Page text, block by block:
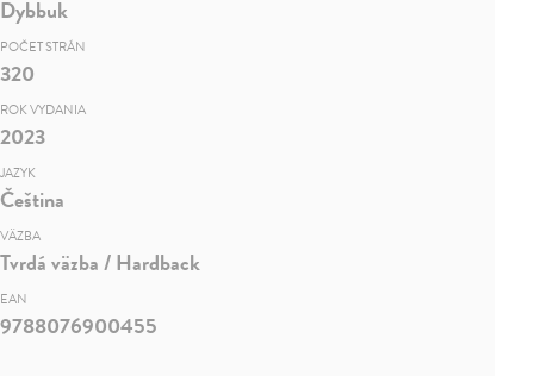
Dybbuk
POČET STRÁN
320
ROK VYDANIA
2023
JAZYK
Čeština
VÄZBA
Tvrdá väzba / Hardback
EAN
9788076900455